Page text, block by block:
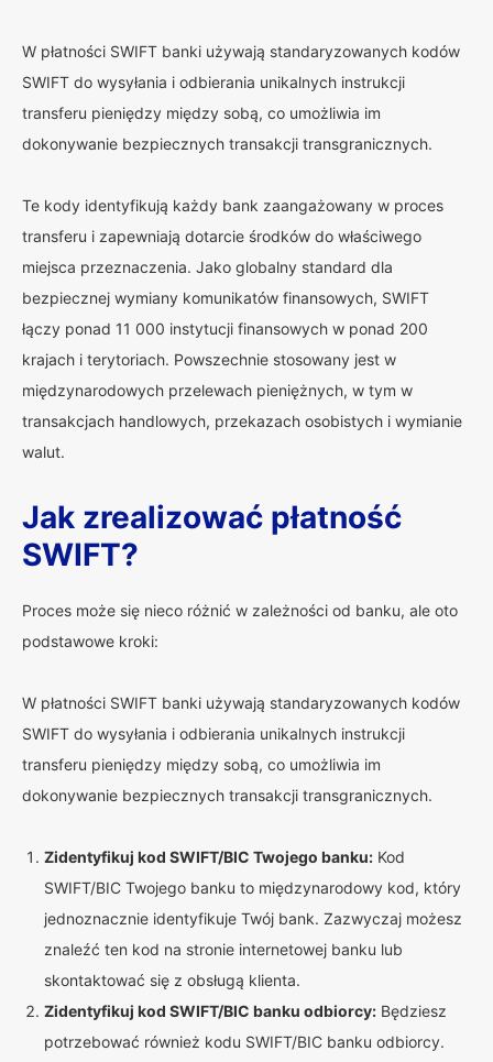
W płatności SWIFT banki używają standaryzowanych kodów
SWIFT do wysyłania i odbierania unikalnych instrukcji
transferu pieniędzy między sobą, co umożliwia im
dokonywanie bezpiecznych transakcji transgranicznych.
Te kody identyfikują każdy bank zaangażowany w proces
transferu i zapewniają dotarcie środków do właściwego
miejsca przeznaczenia. Jako globalny standard dla
bezpiecznej wymiany komunikatów finansowych, SWIFT
łączy ponad 11 000 instytucji finansowych w ponad 200
krajach i terytoriach. Powszechnie stosowany jest w
międzynarodowych przelewach pieniężnych, w tym w
transakcjach handlowych, przekazach osobistych i wymianie
walut.
Jak zrealizować płatność
SWIFT?
Proces może się nieco różnić w zależności od banku, ale oto
podstawowe kroki:
W płatności SWIFT banki używają standaryzowanych kodów
SWIFT do wysyłania i odbierania unikalnych instrukcji
transferu pieniędzy między sobą, co umożliwia im
dokonywanie bezpiecznych transakcji transgranicznych.
Zidentyfikuj kod SWIFT/BIC Twojego banku: Kod
SWIFT/BIC Twojego banku to międzynarodowy kod, który
jednoznacznie identyfikuje Twój bank. Zazwyczaj możesz
znaleźć ten kod na stronie internetowej banku lub
skontaktować się z obsługą klienta.
Zidentyfikuj kod SWIFT/BIC banku odbiorcy: Będziesz
potrzebować również kodu SWIFT/BIC banku odbiorcy.